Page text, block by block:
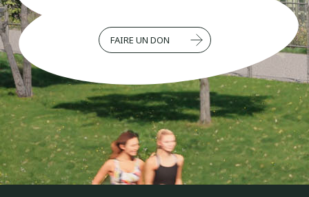
FAIRE UN DON